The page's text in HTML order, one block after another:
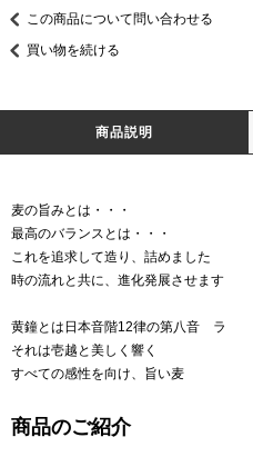
この商品について問い合わせる
買い物を続ける
商品説明
麦の旨みとは・・・
最高のバランスとは・・・
これを追求して造り、詰めました
時の流れと共に、進化発展させます
黄鐘とは日本音階12律の第八音 ラ
それは壱越と美しく響く
すべての感性を向け、旨い麦
商品のご紹介